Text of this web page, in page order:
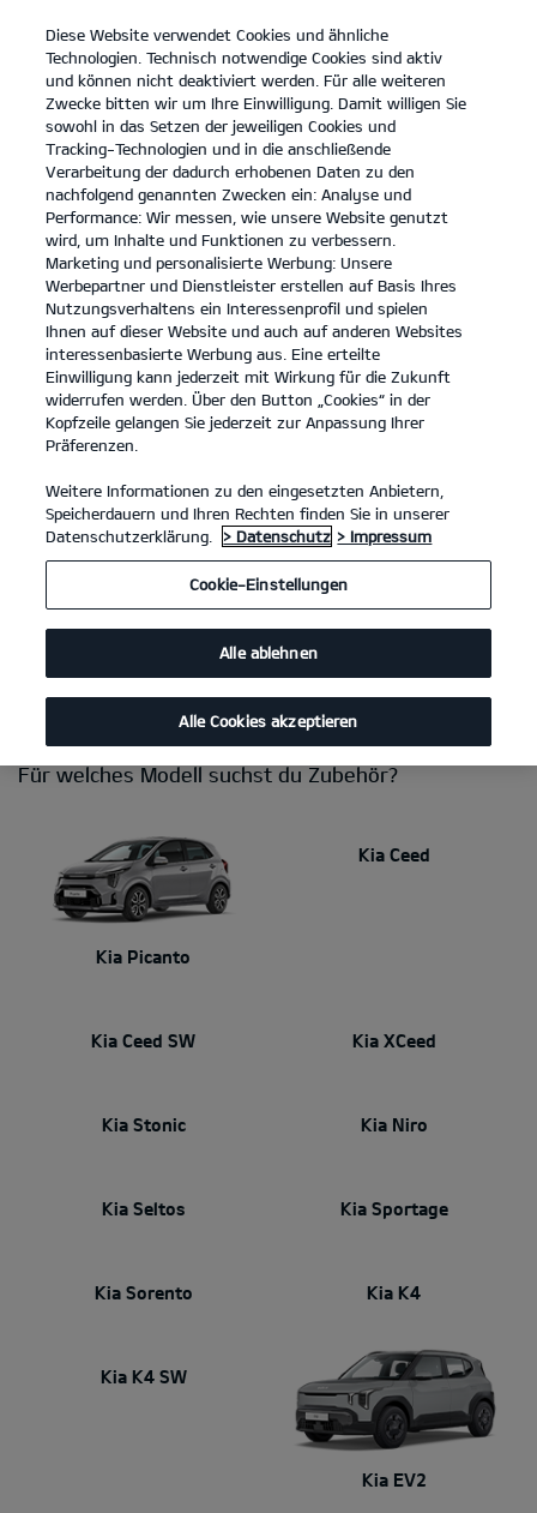
open
menu
KONTAKT
KIA ZUBEHÖR
KIA ZUBEHÖR
KIA ORIGINALZUBEHÖR – DAMIT DEIN AUTO ZU DIR
PASST.
Du brauchst eine Anhängerkupplung, willst das Interieur
persönlicher gestalten, Fahrräder transportieren oder einen sicheren
Auto perfekt auf deinen Alltag ab. Dabei kannst du dich immer auf
makellose Qualität und Passgenauigkeit verlassen. Dein Kia Händler
berät dich gerne!
Für welches Modell suchst du Zubehör?
Kia Picanto
Kia Ceed
Kia Ceed SW Kia XCeed
Kia Stonic Kia Niro
Kia Seltos Kia Sportage
Kia Sorento Kia K4
Kia K4 SW
Kia EV2
Diese Website verwendet Cookies und ähnliche
Technologien. Technisch notwendige Cookies sind aktiv
und können nicht deaktiviert werden. Für alle weiteren
Zwecke bitten wir um Ihre Einwilligung. Damit willigen Sie
sowohl in das Setzen der jeweiligen Cookies und
Tracking-Technologien und in die anschließende
Verarbeitung der dadurch erhobenen Daten zu den
nachfolgend genannten Zwecken ein: Analyse und
Performance: Wir messen, wie unsere Website genutzt
wird, um Inhalte und Funktionen zu verbessern.
Marketing und personalisierte Werbung: Unsere
Werbepartner und Dienstleister erstellen auf Basis Ihres
Nutzungsverhaltens ein Interessenprofil und spielen
Ihnen auf dieser Website und auch auf anderen Websites
interessenbasierte Werbung aus. Eine erteilte
Einwilligung kann jederzeit mit Wirkung für die Zukunft
widerrufen werden. Über den Button „Cookies“ in der
Kopfzeile gelangen Sie jederzeit zur Anpassung Ihrer
Präferenzen.
Weitere Informationen zu den eingesetzten Anbietern,
Speicherdauern und Ihren Rechten finden Sie in unserer
Datenschutzerklärung.
> Datenschutz > Impressum
Cookie-Einstellungen
Alle ablehnen
Alle Cookies akzeptieren